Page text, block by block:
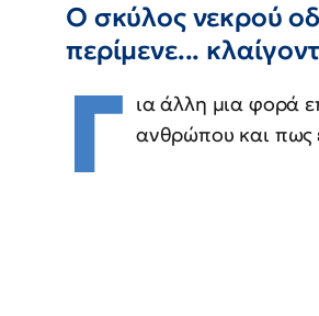
Ο σκύλος νεκρού
περίμενε...
Γ ια άλλη μια φορά
ανθρώπου και πως